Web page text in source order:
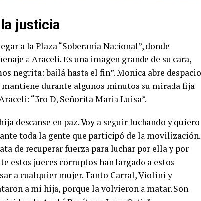
justicia
a la Plaza “Soberanía Nacional”, donde
a Araceli. Es una imagen grande de su cara,
negrita: bailá hasta el fin”. Monica abre despacio
durante algunos minutos su mirada fija
“3ro D, Señorita Maria Luisa”.
descanse en paz. Voy a seguir luchando y quiero
toda la gente que participó de la movilización.
de recuperar fuerza para luchar por ella y por
estos jueces corruptos han largado a estos
a cualquier mujer. Tanto Carral, Violini y
a mi hija, porque la volvieron a matar. Son